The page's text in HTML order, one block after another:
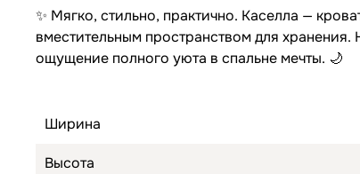
✨ Мягко, стильно, практично. Каселла —
вместительным пространством для
ощущение полного уюта в спальне мечты. 🌙
Ширина
Высота